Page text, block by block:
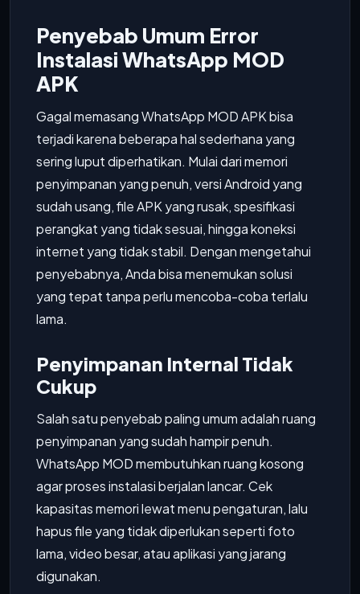
Penyebab Umum Error
Instalasi WhatsApp MOD
APK
Gagal memasang WhatsApp MOD APK bisa
terjadi karena beberapa hal sederhana yang
sering luput diperhatikan. Mulai dari memori
penyimpanan yang penuh, versi Android yang
sudah usang, file APK yang rusak, spesifikasi
perangkat yang tidak sesuai, hingga koneksi
internet yang tidak stabil. Dengan mengetahui
penyebabnya, Anda bisa menemukan solusi
yang tepat tanpa perlu mencoba-coba terlalu
lama.
Penyimpanan Internal Tidak
Cukup
Salah satu penyebab paling umum adalah ruang
penyimpanan yang sudah hampir penuh.
WhatsApp MOD membutuhkan ruang kosong
agar proses instalasi berjalan lancar. Cek
kapasitas memori lewat menu pengaturan, lalu
hapus file yang tidak diperlukan seperti foto
lama, video besar, atau aplikasi yang jarang
digunakan.